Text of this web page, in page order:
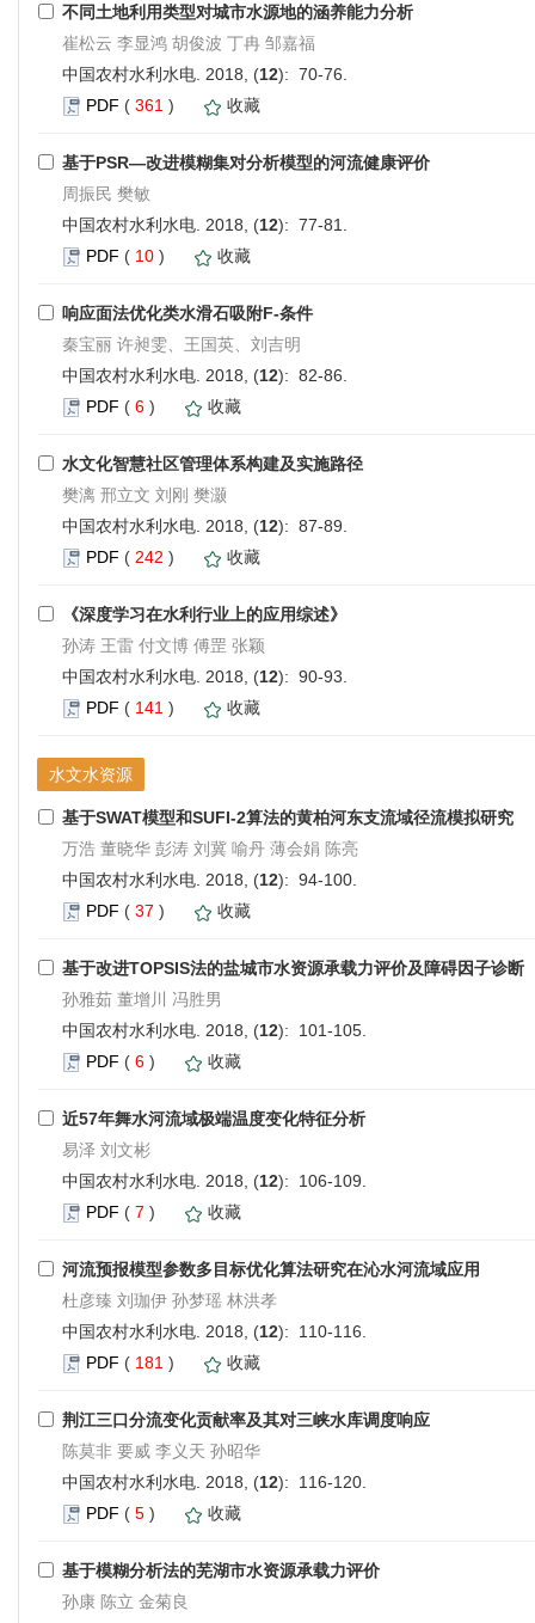
不同土地利用类型对城市水源地的涵养能力分析
崔松云 李显鸿 胡俊波 丁冉 邹嘉福
中国农村水利水电. 2018, (12): 70-76.
PDF ( 361 ) 收藏
基于PSR—改进模糊集对分析模型的河流健康评价
周振民 樊敏
中国农村水利水电. 2018, (12): 77-81.
PDF ( 10 ) 收藏
响应面法优化类水滑石吸附F-条件
秦宝丽 许昶雯、王国英、刘吉明
中国农村水利水电. 2018, (12): 82-86.
PDF ( 6 ) 收藏
水文化智慧社区管理体系构建及实施路径
樊漓 邢立文 刘刚 樊灏
中国农村水利水电. 2018, (12): 87-89.
PDF ( 242 ) 收藏
《深度学习在水利行业上的应用综述》
孙涛 王雷 付文博 傅罡 张颖
中国农村水利水电. 2018, (12): 90-93.
PDF ( 141 ) 收藏
水文水资源
基于SWAT模型和SUFI-2算法的黄柏河东支流域径流模拟研究
万浩 董晓华 彭涛 刘冀 喻丹 薄会娟 陈亮
中国农村水利水电. 2018, (12): 94-100.
PDF ( 37 ) 收藏
基于改进TOPSIS法的盐城市水资源承载力评价及障碍因子诊断
孙雅茹 董增川 冯胜男
中国农村水利水电. 2018, (12): 101-105.
PDF ( 6 ) 收藏
近57年舞水河流域极端温度变化特征分析
易泽 刘文彬
中国农村水利水电. 2018, (12): 106-109.
PDF ( 7 ) 收藏
河流预报模型参数多目标优化算法研究在沁水河流域应用
杜彦臻 刘珈伊 孙梦瑶 林洪孝
中国农村水利水电. 2018, (12): 110-116.
PDF ( 181 ) 收藏
荆江三口分流变化贡献率及其对三峡水库调度响应
陈莫非 要威 李义天 孙昭华
中国农村水利水电. 2018, (12): 116-120.
PDF ( 5 ) 收藏
基于模糊分析法的芜湖市水资源承载力评价
孙康 陈立 金菊良